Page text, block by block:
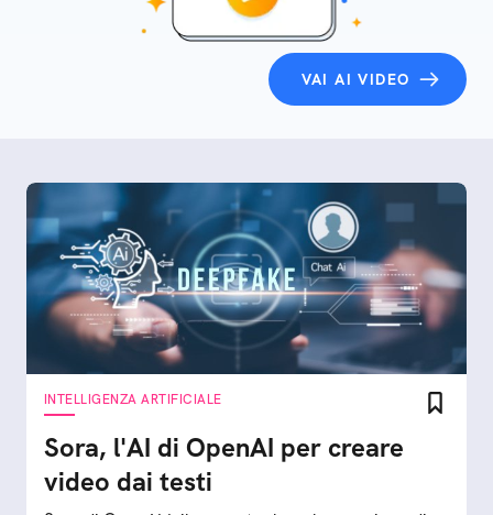
VAI AI VIDEO
INTELLIGENZA ARTIFICIALE
Sora, l'AI di OpenAI per creare
video dai testi